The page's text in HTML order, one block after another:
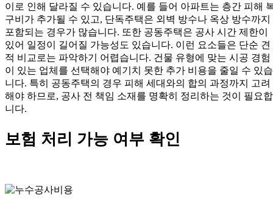
이로 인해 달라질 수 있습니다. 예를 들어 아파트는 층간 피해
구비가 추가될 수 있고, 단독주택은 외벽 방수나 옥상 방수까지
포함되는 경우가 많습니다. 또한 공동주택은 공사 시간 제한이
있어 일정이 길어질 가능성도 있습니다. 이런 요소들은 단순 견
적 비교로는 파악하기 어렵습니다. 건물 유형에 맞는 시공 경험
이 있는 업체를 선택해야 예기치 못한 추가 비용을 줄일 수 있습
니다. 특히 공동주택의 경우 피해 세대와의 합의 과정까지 고려
해야 하므로, 공사 전 책임 소재를 명확히 정리하는 것이 필요합
니다.
보험 처리 가능 여부 확인